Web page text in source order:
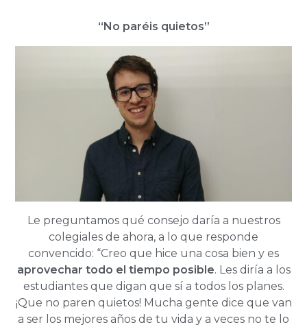
“No paréis quietos”
Le preguntamos qué consejo daría a nuestros
colegiales de ahora, a lo que responde
convencido: “Creo que hice una cosa bien y es
aprovechar todo el tiempo posible. Les diría a los
estudiantes que digan que sí a todos los planes.
¡Que no paren quietos! Mucha gente dice que van
a ser los mejores años de tu vida y a veces no te lo